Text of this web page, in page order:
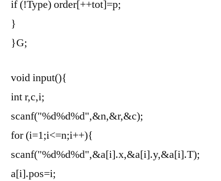
if (!Type) order[++tot]=p;
}
}G;
void input(){
int r,c,i;
scanf("%d%d%d",&n,&r,&c);
for (i=1;i<=n;i++){
scanf("%d%d%d",&a[i].x,&a[i].y,&a[i].T);
a[i].pos=i;